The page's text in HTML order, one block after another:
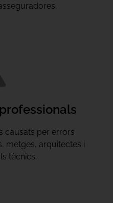
causats per errors
metges, arquitectes i
tècnics.